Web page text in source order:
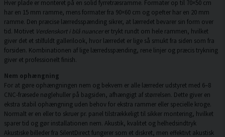
Hver plade er monteret på en solid fyrretræsramme. Formater op til 70×50 cm
har en 15 mm ramme, mens formater fra 90×60 cm og opefter har en 20 mm
ramme. Den præcise lærredsspænding sikrer, at lærredet bevarer sin form over
tid. Motivet Verdenskort i blå nuancerer trykt rundt om hele rammen, hvilket
giver det et stilfuldt gallerilook, hvor lærredet er lige så smukt fra siden som fra
forsiden. Kombinationen af lige lærredsspænding, rene linjer og præcis trykning
giver et professionelt finish.
Nem ophængning
For at gøre ophængningen nem og bekvem er alle lærreder udstyret med 6–8
CNC-fræsede nøglehuller på bagsiden, afhængigt af størrelsen. Dette giver en
ekstra stabil ophængning uden behov for ekstra rammer eller specielle kroge.
Normalt er en eller to skruer pr. panel tilstrækkeligt til sikker montering, hvilket
sparer tid og gør installationen nem. Akustik, kvalitet og helhedsindtryk
Akustiske billeder fra SilentDirect fungerer som et diskret, men effektivt akustisk